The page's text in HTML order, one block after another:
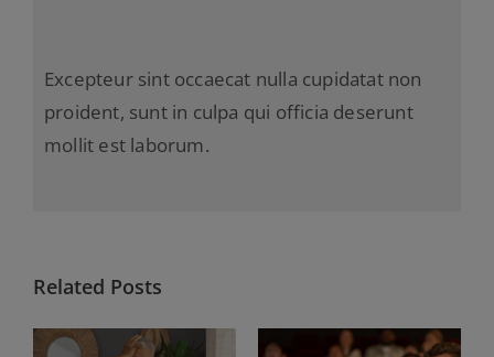
Excepteur sint occaecat nulla cupidatat non
proident, sunt in culpa qui officia deserunt
mollit est laborum.
Related Posts